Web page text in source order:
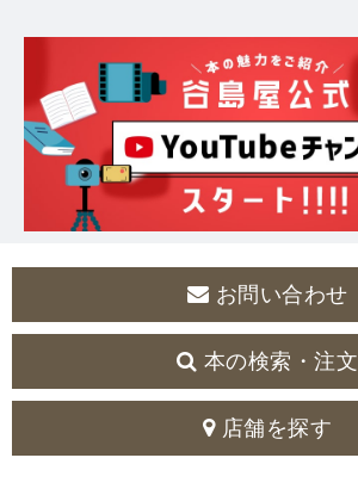
お問い合わせ
本の検索・注文
店舗を探す